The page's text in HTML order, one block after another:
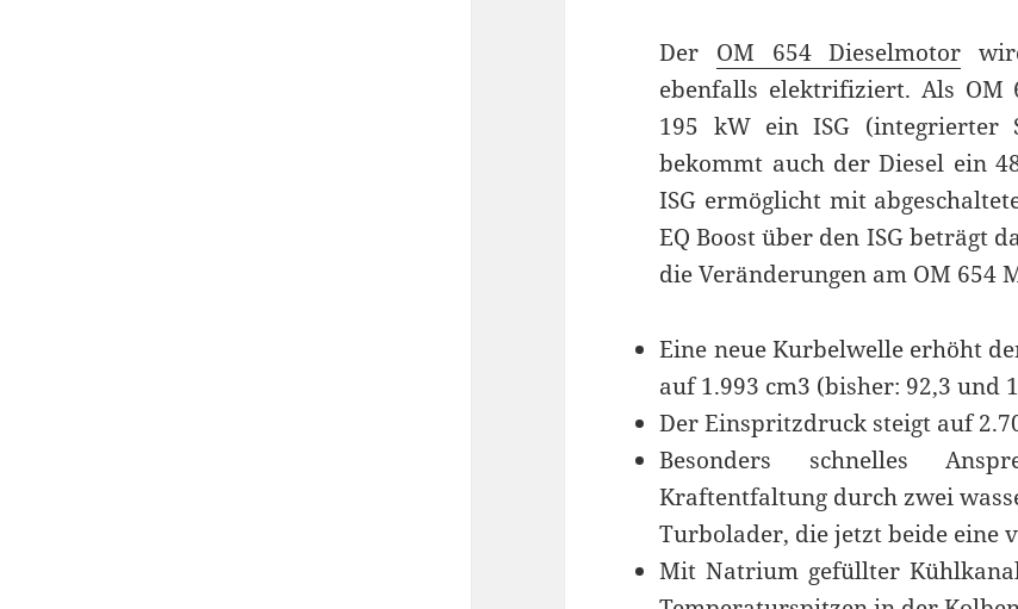
Der OM 654 Dieselmotor
ebenfalls elektrifiziert. Als
195 kW ein ISG (integrierter
bekommt auch der Diesel ein
ISG ermöglicht mit
EQ Boost über den ISG beträgt
die Veränderungen am OM 654
Eine neue Kurbelwelle erhöht
auf 1.993 cm3 (bisher: 92,3 und
Der Einspritzdruck steigt auf
Besonders schnelles
Kraftentfaltung durch zwei
Turbolader, die jetzt beide eine
Mit Natrium gefüllter